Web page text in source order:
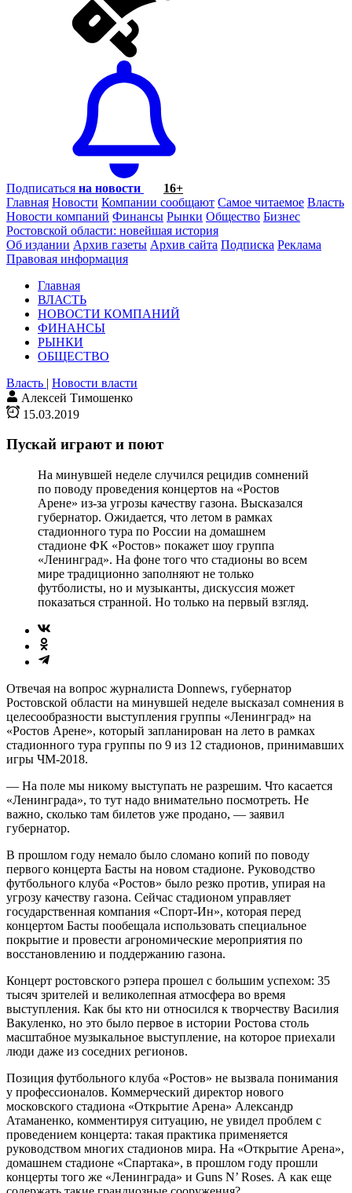
Подписаться на новости
16+
Главная Новости Компании сообщают Самое читаемое Власть
Новости компаний Финансы Рынки Общество Бизнес
Ростовской области: новейшая история
Об издании Архив газеты Архив сайта Подписка Реклама
Правовая информация
Главная
ВЛАСТЬ
НОВОСТИ КОМПАНИЙ
ФИНАНСЫ
РЫНКИ
ОБЩЕСТВО
Власть | Новости власти
Алексей Тимошенко
15.03.2019
Пускай играют и поют
На минувшей неделе случился рецидив сомнений
по поводу проведения концертов на «Ростов
Арене» из-за угрозы качеству газона. Высказался
губернатор. Ожидается, что летом в рамках
стадионного тура по России на домашнем
стадионе ФК «Ростов» покажет шоу группа
«Ленинград». На фоне того что стадионы во всем
мире традиционно заполняют не только
футболисты, но и музыканты, дискуссия может
показаться странной. Но только на первый взгляд.
Отвечая на вопрос журналиста Donnews, губернатор
Ростовской области на минувшей неделе высказал сомнения в
целесообразности выступления группы «Ленинград» на
«Ростов Арене», который запланирован на лето в рамках
стадионного тура группы по 9 из 12 стадионов, принимавших
игры ЧМ-2018.
— На поле мы никому выступать не разрешим. Что касается
«Ленинграда», то тут надо внимательно посмотреть. Не
важно, сколько там билетов уже продано, — заявил
губернатор.
В прошлом году немало было сломано копий по поводу
первого концерта Басты на новом стадионе. Руководство
футбольного клуба «Ростов» было резко против, упирая на
угрозу качеству газона. Сейчас стадионом управляет
государственная компания «Спорт-Ин», которая перед
концертом Басты пообещала использовать специальное
покрытие и провести агрономические мероприятия по
восстановлению и поддержанию газона.
Концерт ростовского рэпера прошел с большим успехом: 35
тысяч зрителей и великолепная атмосфера во время
выступления. Как бы кто ни относился к творчеству Василия
Вакуленко, но это было первое в истории Ростова столь
масштабное музыкальное выступление, на которое приехали
люди даже из соседних регионов.
Позиция футбольного клуба «Ростов» не вызвала понимания
у профессионалов. Коммерческий директор нового
московского стадиона «Открытие Арена» Александр
Атаманенко, комментируя ситуацию, не увидел проблем с
проведением концерта: такая практика применяется
руководством многих стадионов мира. На «Открытие Арена»,
домашнем стадионе «Спартака», в прошлом году прошли
концерты того же «Ленинграда» и Guns N’ Roses. А как еще